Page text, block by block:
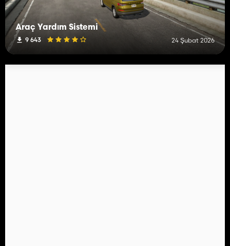
Araç Yardım Sistemi
9 643 24 Şubat 2026